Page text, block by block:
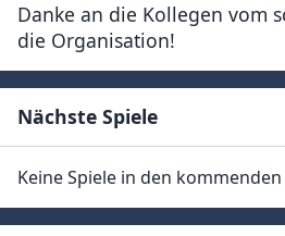
Danke an die Kollegen vom
die Organisation!
Nächste Spiele
Keine Spiele in den